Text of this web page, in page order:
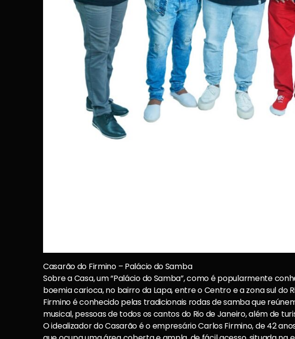
Casarão do Firmino – Palácio do Samba
Sobre a Casa, um “Palácio do Samba”, como é popularmente
boemia carioca, no bairro da Lapa, entre o Centro e a zona sul do
Firmino é conhecido pelas tradicionais rodas de samba que
musical, pessoas de todos os cantos do Rio de Janeiro, além de
O idealizador do Casarão é o empresário Carlos Firmino, de 42